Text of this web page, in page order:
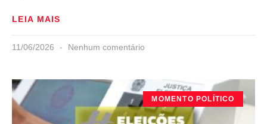
LEIA MAIS
11/06/2026 Nenhum comentário
MOMENTO POLÍTICO